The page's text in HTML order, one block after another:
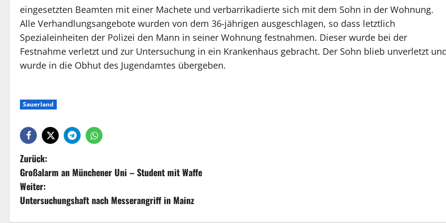
eingesetzten Beamten mit einer Machete und verbarrikadierte sich mit dem Sohn in der Wohnung.
Alle Verhandlungsangebote wurden von dem 36-jährigen ausgeschlagen, so dass letztlich
Spezialeinheiten der Polizei den Mann in seiner Wohnung festnahmen. Dieser wurde bei der
Festnahme verletzt und zur Untersuchung in ein Krankenhaus gebracht. Der Sohn blieb unverletzt
wurde in die Obhut des Jugendamtes übergeben.
Sauerland
Zurück:
Großalarm an Münchener Uni – Student mit Waffe
Weiter:
Untersuchungshaft nach Messerangriff in Mainz